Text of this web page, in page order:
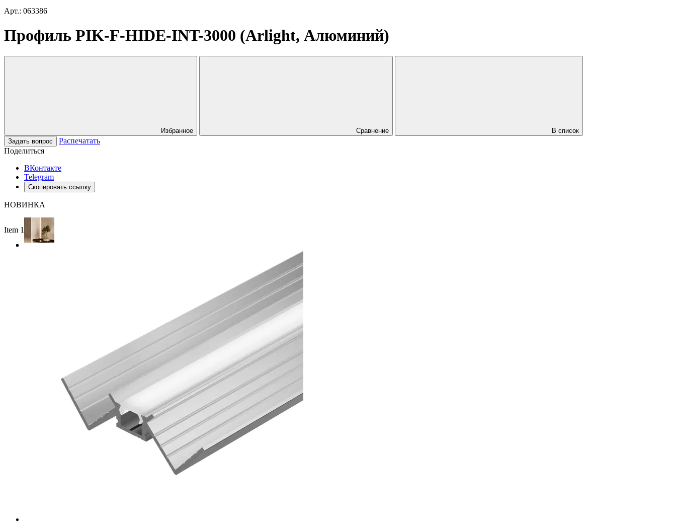
Арт.: 063386
Профиль PIK-F-HIDE-INT-3000 (Arlight, Алюминий)
Избранное Сравнение
В список
Задать вопрос
Распечатать
Поделиться
ВКонтакте
Telegram
Скопировать ссылку
НОВИНКА
Item 1 of 4